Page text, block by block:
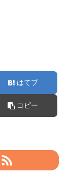
はてブ
コピー